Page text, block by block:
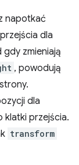
napotkać
dla
gdy zmieniają
, powodują
dla
klatki przejścia.
transform